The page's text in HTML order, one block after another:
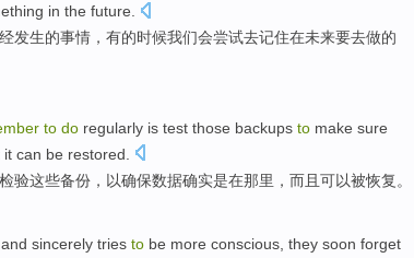
in the future
发生的事情 ， 有的时候我们会尝试去记住在未来要去做的
to do regularly is test those backups to make sure
it can be restored
检验这些备份 ， 以确保数据确实是在那里 ， 而且可以被恢复 。
and sincerely tries to be more conscious, they soon forget